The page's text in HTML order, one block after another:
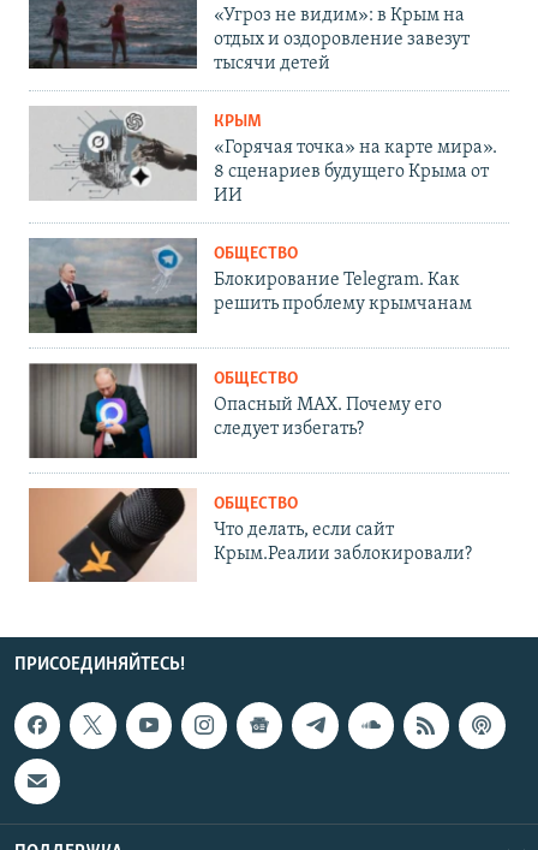
«Угроз не видим»: в Крым на
отдых и оздоровление завезут
тысячи детей
КРЫМ
«Горячая точка» на карте мира».
8 сценариев будущего Крыма от
ИИ
ОБЩЕСТВО
Блокирование Telegram. Как
решить проблему крымчанам
ОБЩЕСТВО
Опасный MAX. Почему его
следует избегать?
ОБЩЕСТВО
Что делать, если сайт
Крым.Реалии заблокировали?
ПРИСОЕДИНЯЙТЕСЬ!